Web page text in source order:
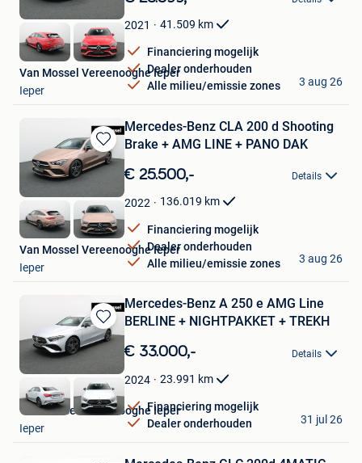
Favorieten
2021 41.509 km
Financiering mogelijk
Dealer onderhouden
Alle milieu/emissie zones
Van Mossel Vereenooghe Ieper
Ieper
3 aug 26
Bewaren
in
Favorieten
Mercedes-Benz CLA 200 d Shooting
Brake + AMG LINE + PANO DAK
€ 25.500,- Details
2022 136.019 km
Financiering mogelijk
Dealer onderhouden
Alle milieu/emissie zones
Van Mossel Vereenooghe Ieper
Ieper
3 aug 26
Bewaren
in
Favorieten
Mercedes-Benz A 250 e AMG Line
BERLINE + NIGHTPAKKET + TREKH
€ 33.000,- Details
2024 23.991 km
Financiering mogelijk
Dealer onderhouden
Van Mossel Vereenooghe Ieper
Ieper
31 jul 26